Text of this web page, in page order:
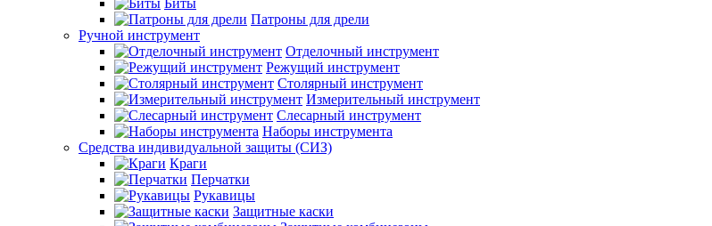
Биты
Патроны для дрели
Ручной инструмент
Отделочный инструмент
Режущий инструмент
Столярный инструмент
Измерительный инструмент
Слесарный инструмент
Наборы инструмента
Средства индивидуальной защиты (СИЗ)
Краги
Перчатки
Рукавицы
Защитные каски